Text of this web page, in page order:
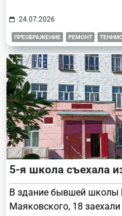
24.07.2026
ПРЕОБРАЖЕНИЕ РЕМОНТ ТЕННИС
5-я школа съехала
В здание бывшей школы
Маяковского, 18